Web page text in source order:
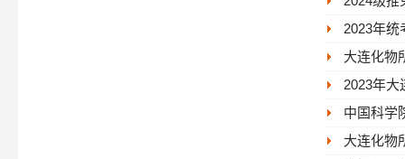
2023年统
大连化物
2023年大
中国科学
大连化物